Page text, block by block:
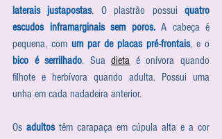
laterais justapostas. O plastrão possui quatro
escudos inframarginais sem poros. A cabeça é
pequena, com um par de placas pré-frontais
bico é serrilhado. Sua dieta é onívora quando
filhote e herbívora quando adulta. Possui uma
unha em cada nadadeira anterior.
Os adultos têm carapaça em cúpula alta e a cor